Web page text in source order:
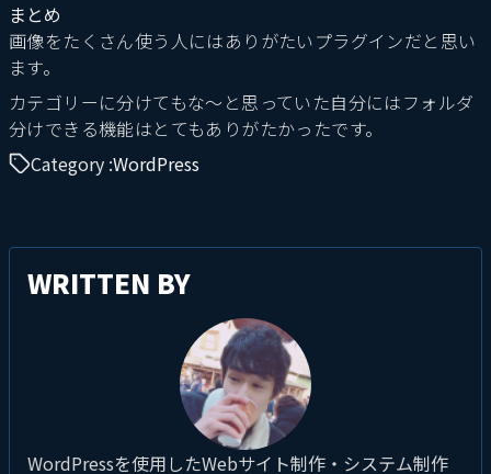
まとめ
画像をたくさん使う人にはありがたいプラグインだと思い
ます。
カテゴリーに分けてもな～と思っていた自分にはフォルダ
分けできる機能はとてもありがたかったです。
Category :WordPress
WRITTEN BY
WordPressを使用したWebサイト制作・システム制作